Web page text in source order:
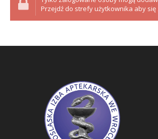
Przejdź do strefy użytkownika aby się